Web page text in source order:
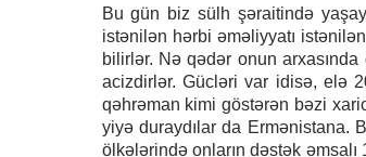
Bu gün biz sülh şəraitində
istənilən hərbi əməliyyatı
bilirlər. Nə qədər onun
acizdirlər. Gücləri var idisə, elə
qəhrəman kimi göstərən bəzi
yiyə duraydılar da Ermənistana.
ölkələrində onların dəstək